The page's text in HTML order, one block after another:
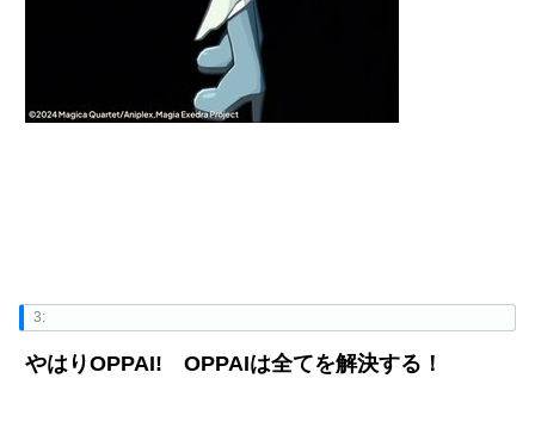
3:
やはりOPPAI! OPPAIは全てを解決する！